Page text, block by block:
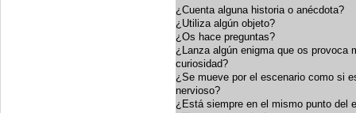
¿Cuenta alguna historia o anécdota?
¿Utiliza algún objeto?
¿Os hace preguntas?
¿Lanza algún enigma que os provoca
curiosidad?
¿Se mueve por el escenario como si
nervioso?
¿Está siempre en el mismo punto del